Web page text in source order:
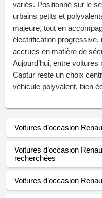
variés. Positionné sur le
urbains petits et
majeure, tout en
électrification
accrues en matière de
Aujourd’hui, entre
Captur reste un choix
véhicule polyvalent, bien
Voitures d’occasion
Voitures d’occasion
recherchées
Voitures d’occasion